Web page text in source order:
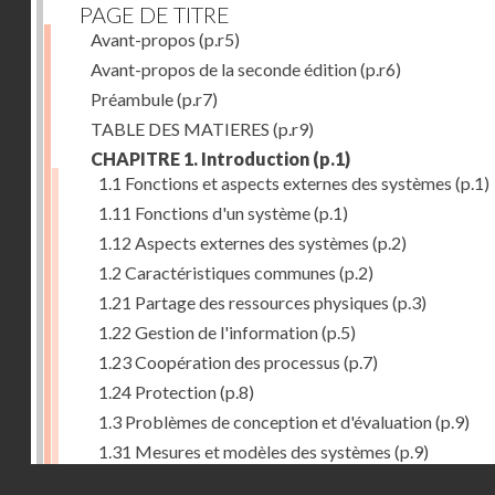
PAGE DE TITRE
Avant-propos (p.r5)
Avant-propos de la seconde édition(p.r6)
Préambule(p.r7)
TABLE DES MATIERES (p.r9)
CHAPITRE 1. Introduction (p.1)
1.1 Fonctions et aspects externes des systèmes (p.1)
1.11 Fonctions d'un système(p.1)
1.12 Aspects externes des systèmes (p.2)
1.2 Caractéristiques communes (p.2)
1.21 Partage des ressources physiques (p.3)
1.22 Gestion de l'information(p.5)
1.23 Coopération des processus (p.7)
1.24 Protection(p.8)
1.3 Problèmes de conception et d'évaluation(p.9)
1.31 Mesures et modèles des systèmes (p.9)